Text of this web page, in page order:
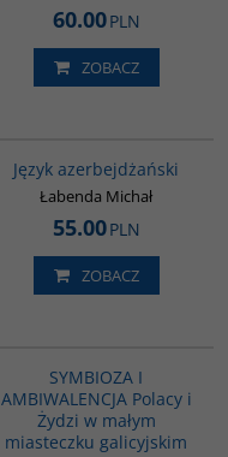
60.00PLN
ZOBACZ
Język azerbejdżański
Łabenda Michał
55.00PLN
ZOBACZ
SYMBIOZA I
AMBIWALENCJA Polacy i
Żydzi w małym
miasteczku galicyjskim